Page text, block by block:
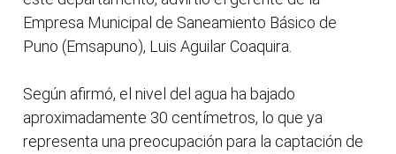
Empresa Municipal de Saneamiento Básico de
Puno (Emsapuno), Luis Aguilar Coaquira.
Según afirmó, el nivel del agua ha bajado
aproximadamente 30 centímetros, lo que ya
representa una preocupación para la captación de